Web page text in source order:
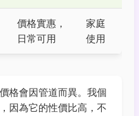
價格實惠，
日常可用
家庭
使用
格會因管道而異。我個
因為它的性價比高，不